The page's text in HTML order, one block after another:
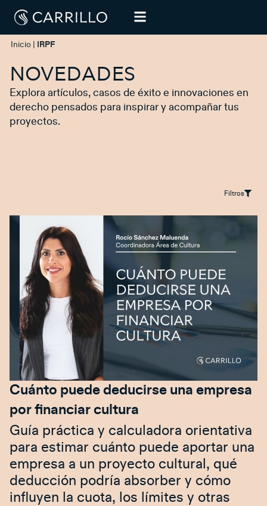
Inicio IRPF
NOVEDADES
Explora artículos, casos de éxito e innovaciones en
derecho pensados para inspirar y acompañar tus
proyectos.
Filtros
Cuánto puede deducirse una empresa
por financiar cultura
Guía práctica y calculadora orientativa
para estimar cuánto puede aportar una
empresa a un proyecto cultural, qué
deducción podría absorber y cómo
influyen la cuota, los límites y otras